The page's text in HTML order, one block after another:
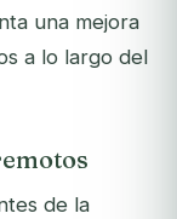
una mejora
a lo largo del
de la